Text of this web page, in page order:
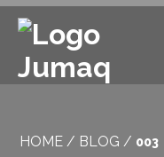
HOME / BLOG / 003